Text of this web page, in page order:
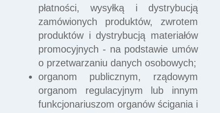
płatności, wysyłką i dystrybucją
zamówionych produktów, zwrotem
produktów i dystrybucją materiałów
promocyjnych - na podstawie umów
o przetwarzaniu danych osobowych;
organom publicznym, rządowym
organom regulacyjnym lub innym
funkcjonariuszom organów ścigania i